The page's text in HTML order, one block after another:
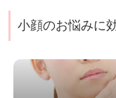
小顔のお悩みに